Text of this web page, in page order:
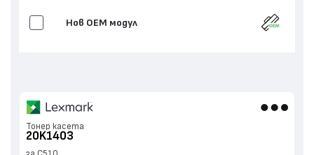
Нов ОЕМ модул
Тонер касета
20K1403